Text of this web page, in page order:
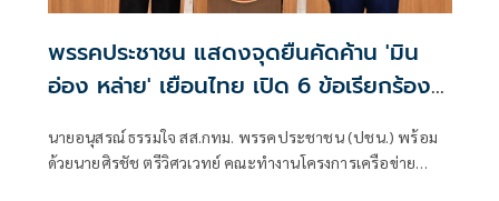
พรรคประชาชน แสดงจุดยืนคัดค้าน 'มิน
อ่อง หล่าย' เยือนไทย เปิด 6 ข้อเรียกร้อง
นายอนุสรณ์ ธรรมใจ สส.กทม. พรรคประชาชน (ปชน.) พร้อม
ด้วยนายศิรชัช ตรีวิศวเวทย์ คณะทำงานโครงการเครือข่าย